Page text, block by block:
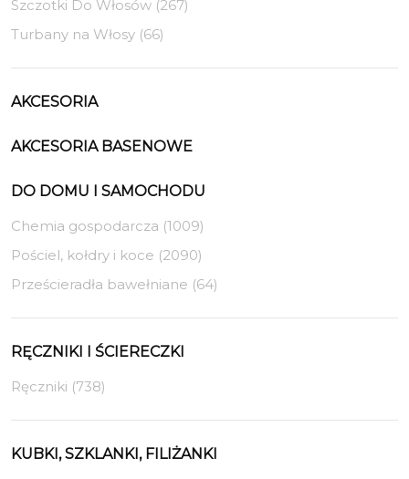
Szczotki Do Włosów (267)
Turbany na Włosy (66)
AKCESORIA
AKCESORIA BASENOWE
DO DOMU I SAMOCHODU
Chemia gospodarcza (1009)
Pościel, kołdry i koce (2090)
Prześcieradła bawełniane (64)
RĘCZNIKI I ŚCIERECZKI
Ręczniki (738)
KUBKI, SZKLANKI, FILIŻANKI